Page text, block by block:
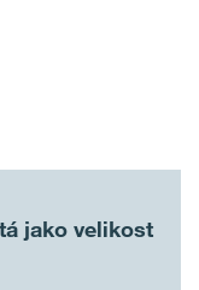
jako velikost